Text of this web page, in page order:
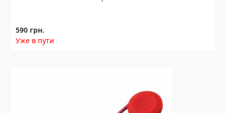
590 грн.
Уже в пути